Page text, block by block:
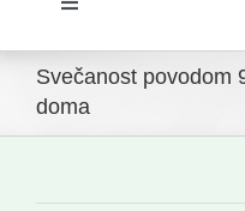
Toggle
Početna
Novosti
Svečanost povodom
doma